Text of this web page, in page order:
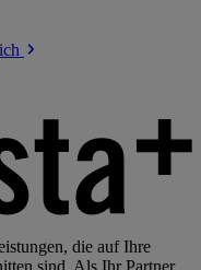
die auf Ihre
sind. Als Ihr Partner